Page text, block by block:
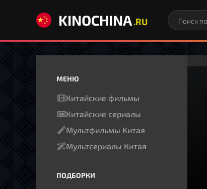
KINOCHINA.RU
МЕНЮ
Китайские фильмы
Китайские сериалы
Мультфильмы Китая
Мультсериалы Китая
ПОДБОРКИ